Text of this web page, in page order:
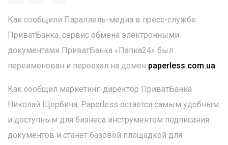
Как сообщили Параллель-медиа в пресс-службе
ПриватБанка, сервис обмена электронными
документами ПриватБанка «Папка24» был
переименован и переехал на домен paperless.com.ua.
Как сообщил маркетинг-директор ПриватБанка
Николай Щербина, Paperless остается самым удобным
и доступным для бизнеса инструментом подписания
документов и станет базовой площадкой для